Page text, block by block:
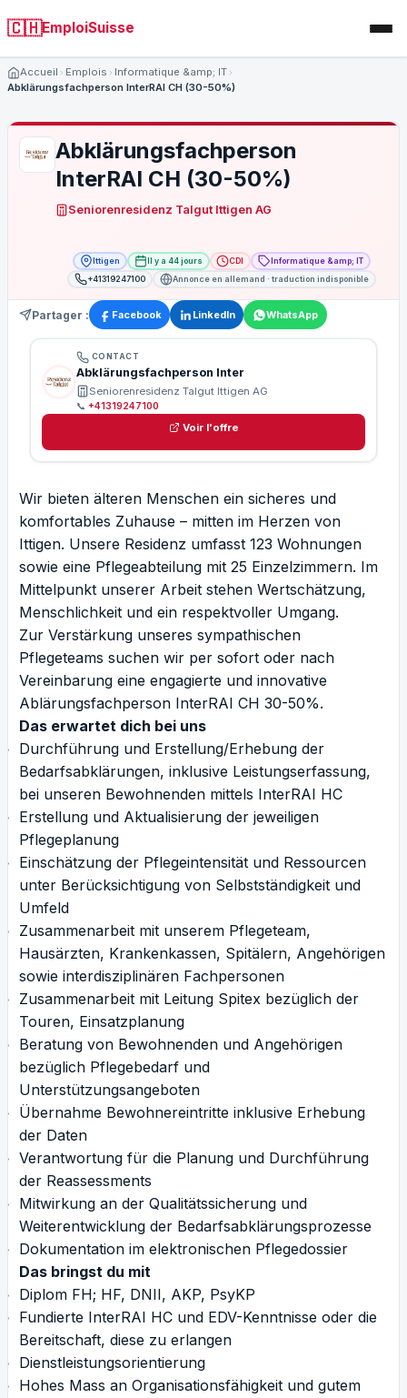
🇨🇭EmploiSuisse
Accueil Emplois
Informatique &amp; IT
Abklärungsfachperson InterRAI CH (30-50%)
Abklärungsfachperson
InterRAI CH (30-50%)
Seniorenresidenz Talgut Ittigen AG
Ittigen Il y a 44 jours CDI
Informatique &amp; IT
+41319247100
Annonce en allemand · traduction indisponible
Partager : Facebook LinkedIn WhatsApp
CONTACT
Abklärungsfachperson Inter
Seniorenresidenz Talgut Ittigen AG
📞 +41319247100
Voir l'offre
Wir bieten älteren Menschen ein sicheres und
komfortables Zuhause – mitten im Herzen von
Ittigen. Unsere Residenz umfasst 123 Wohnungen
sowie eine Pflegeabteilung mit 25 Einzelzimmern. Im
Mittelpunkt unserer Arbeit stehen Wertschätzung,
Menschlichkeit und ein respektvoller Umgang.
Zur Verstärkung unseres sympathischen
Pflegeteams suchen wir per sofort oder nach
Vereinbarung eine engagierte und innovative
Ablärungsfachperson InterRAI CH 30-50%.
Das erwartet dich bei uns
Durchführung und Erstellung/Erhebung der
Bedarfsabklärungen, inklusive Leistungserfassung,
bei unseren Bewohnenden mittels InterRAI HC
Erstellung und Aktualisierung der jeweiligen
Pflegeplanung
Einschätzung der Pflegeintensität und Ressourcen
unter Berücksichtigung von Selbstständigkeit und
Umfeld
Zusammenarbeit mit unserem Pflegeteam,
Hausärzten, Krankenkassen, Spitälern, Angehörigen
sowie interdisziplinären Fachpersonen
Zusammenarbeit mit Leitung Spitex bezüglich der
Touren, Einsatzplanung
Beratung von Bewohnenden und Angehörigen
bezüglich Pflegebedarf und
Unterstützungsangeboten
Übernahme Bewohnereintritte inklusive Erhebung
der Daten
Verantwortung für die Planung und Durchführung
der Reassessments
Mitwirkung an der Qualitätssicherung und
Weiterentwicklung der Bedarfsabklärungsprozesse
Dokumentation im elektronischen Pflegedossier
Das bringst du mit
Diplom FH; HF, DNII, AKP, PsyKP
Fundierte InterRAI HC und EDV-Kenntnisse oder die
Bereitschaft, diese zu erlangen
Dienstleistungsorientierung
Hohes Mass an Organisationsfähigkeit und gutem